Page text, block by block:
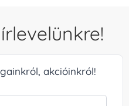
akcióinkról!